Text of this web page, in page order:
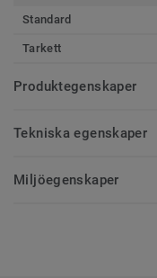
Standard
Tarkett
Produktegenskaper
Tekniska egenskaper
Miljöegenskaper